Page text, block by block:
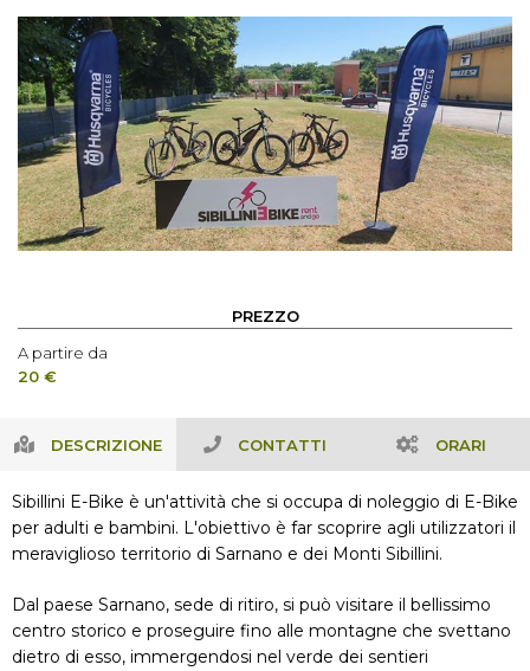
PREZZO
A partire da
20 €
DESCRIZIONE CONTATTI ORARI
Sibillini E-Bike è un'attività che si occupa di noleggio di E-Bike
per adulti e bambini. L'obiettivo è far scoprire agli utilizzatori il
meraviglioso territorio di Sarnano e dei Monti Sibillini.
Dal paese Sarnano, sede di ritiro, si può visitare il bellissimo
centro storico e proseguire fino alle montagne che svettano
dietro di esso, immergendosi nel verde dei sentieri